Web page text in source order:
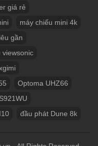
giá rẻ
máy chiếu mini 4k
gần
viewsonic
Optoma UHZ66
đầu phát Dune 8k